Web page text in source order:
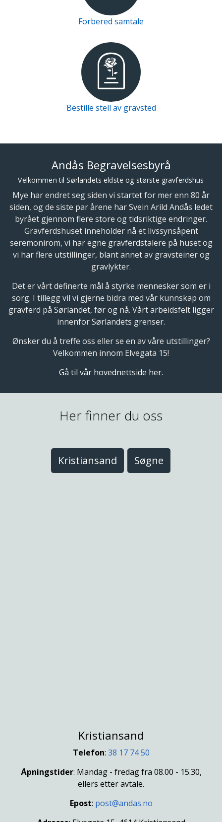
Forbered samtale
Bestille stell av gravsted
Andås Begravelsesbyrå
Velkommen til Sørlandets eldste og største gravferdshus
Mye har endret seg siden vi startet for mer enn 80 år
siden, og de siste par årene har Svein Arild Andås ledet
byrået gjennom flere store og tidsriktige endringer.
Gravferdshuset inneholder nå et livssynsåpent
seremonirom, vi har egne gravferdstalere på huset og
vi har flere utstillinger, blant annet av gravsteiner og
gravlykter.
Det er vårt definerte mål å styrke mennesker som er i
sorg. I tillegg vil vi gjerne bidra med vår kunnskap om
gravferd på Sørlandet, før og nå. Vårt arbeidsfelt ligger
innenfor Sørlandets grenser.
Ønsker du å treffe oss eller se en av våre utstillinger?
Velkommen innom Elvegata 15!
Gå til vår hovednettside her.
Her finner du oss
Kristiansand Søgne
Kristiansand
Telefon: 38 17 74 50
Åpningstider: Mandag - fredag fra 08.00 - 15.30,
ellers etter avtale.
Epost: post@andas.no